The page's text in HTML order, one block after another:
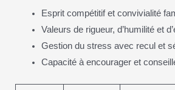
Esprit compétitif et convivialité
Valeurs de rigueur, d’humilité et
Gestion du stress avec recul et
Capacité à encourager et